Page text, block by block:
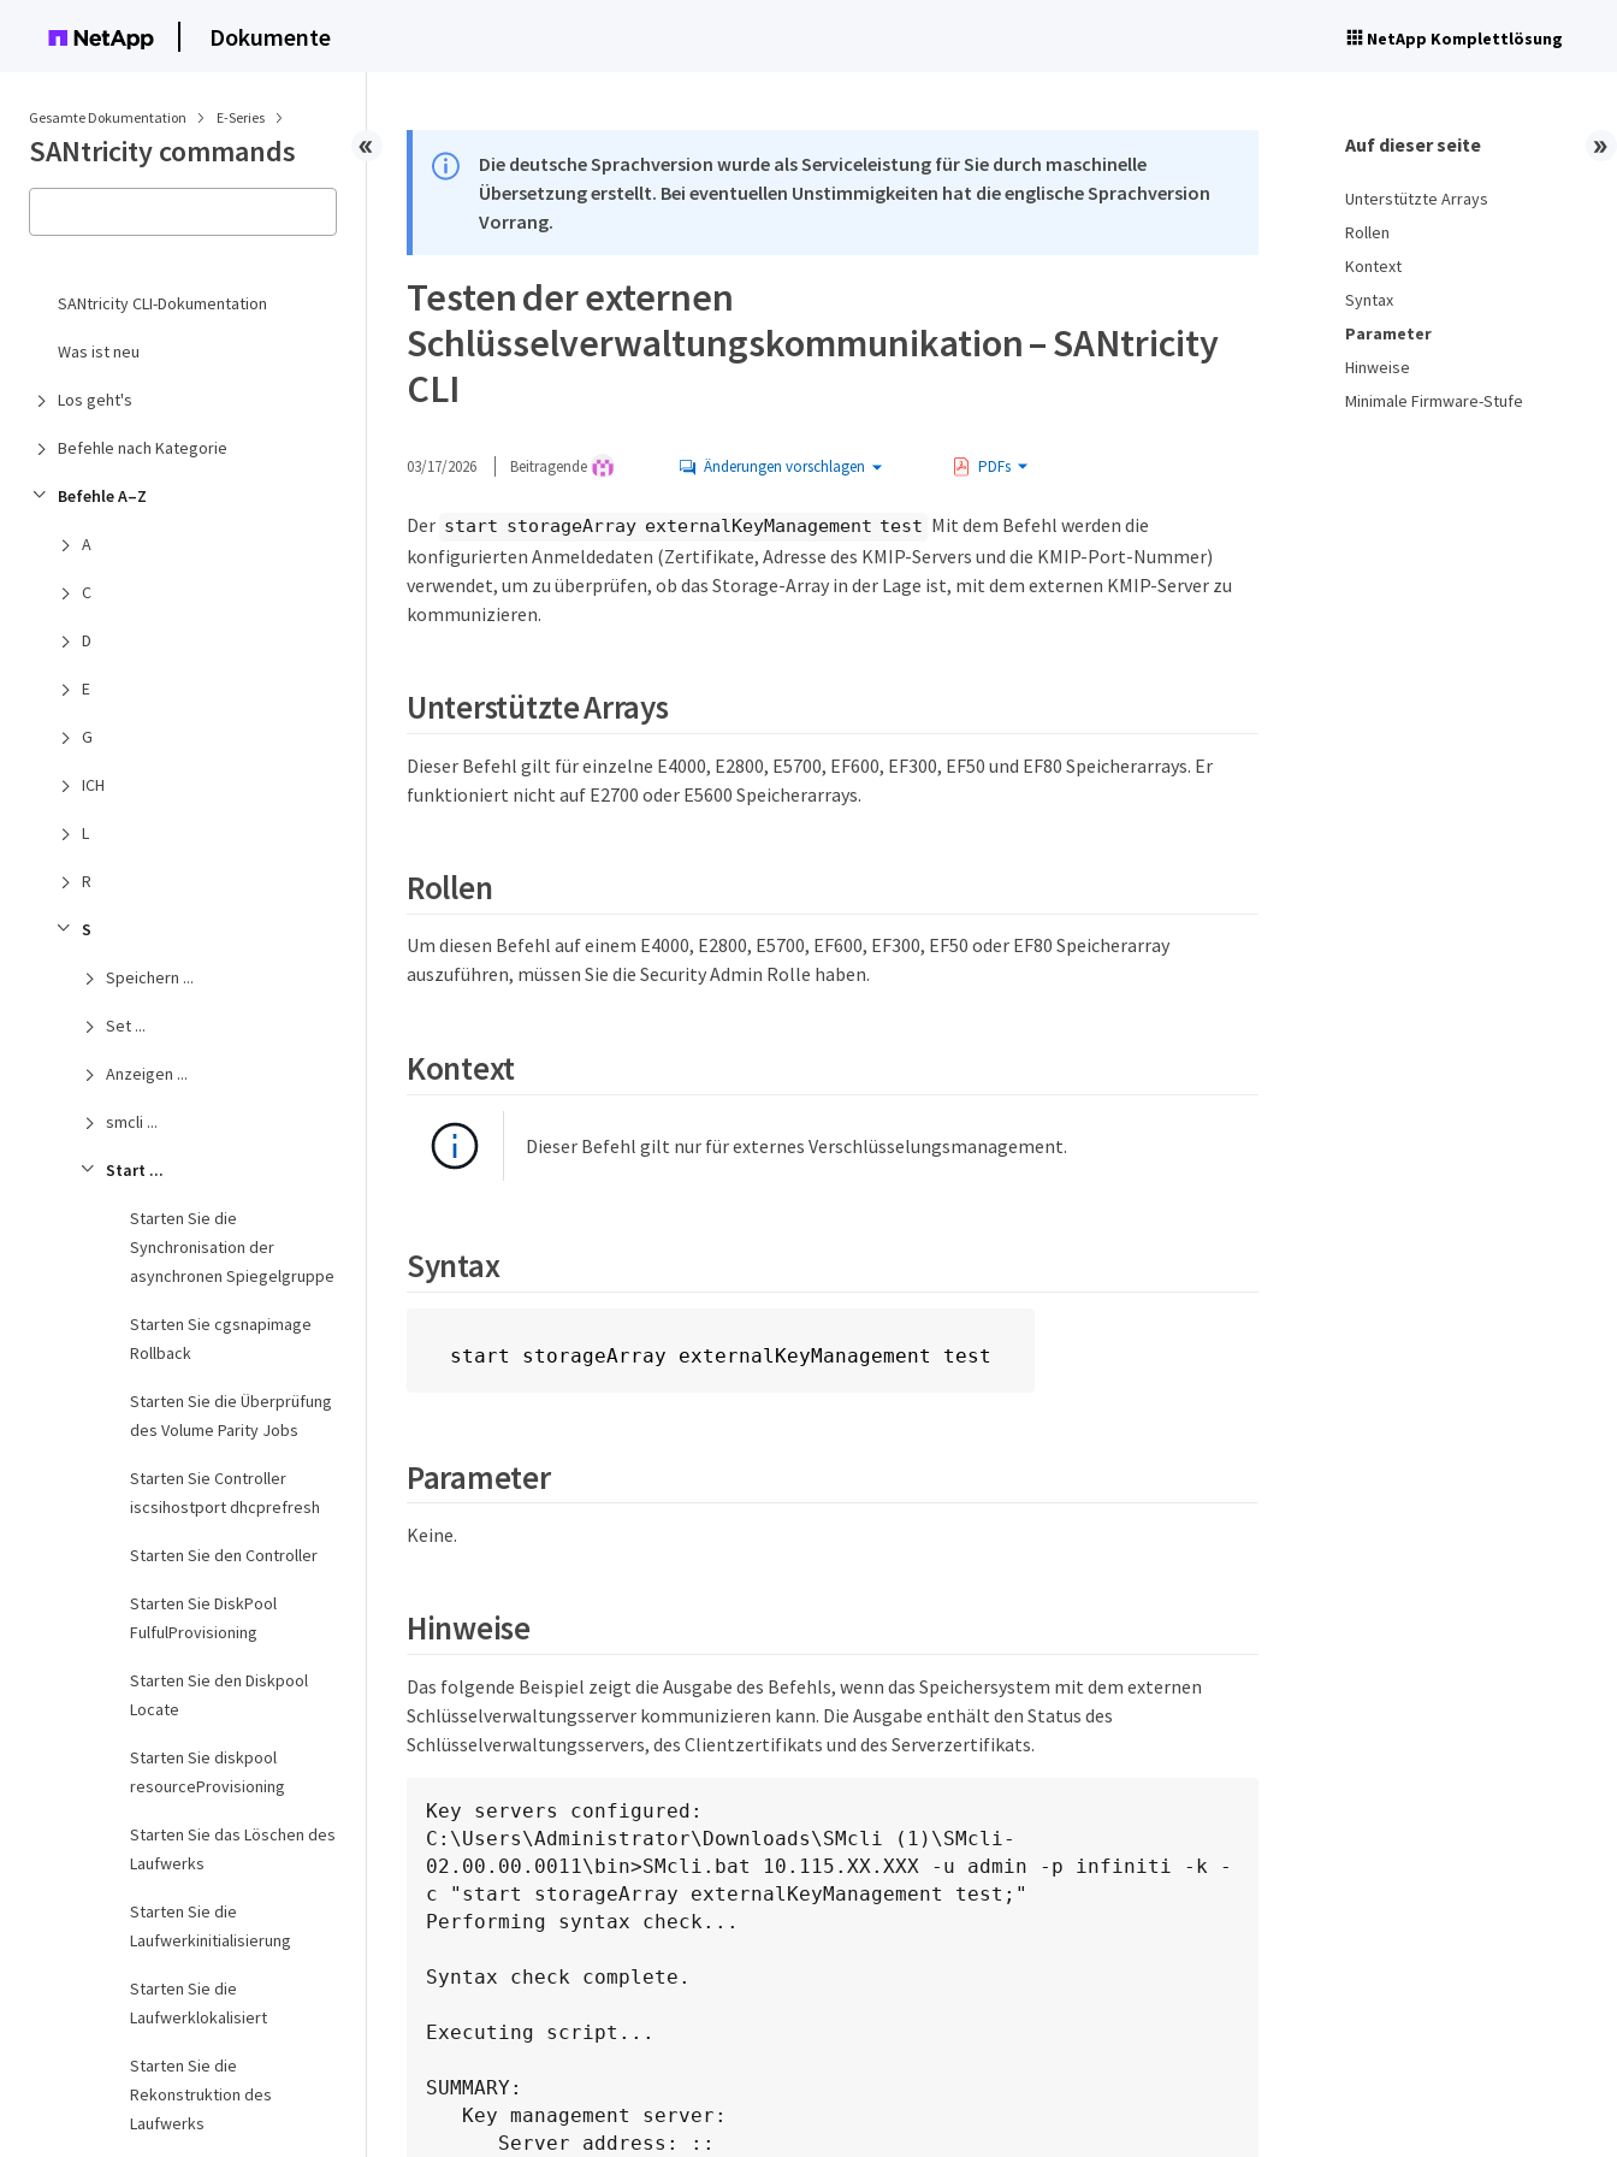
Dokumente NetApp Komplettlösung
Gesamte Dokumentation E-Series
SANtricity commands
SANtricity CLI-Dokumentation
Was ist neu
Los geht's
Befehle nach Kategorie
Befehle A–Z
A
C
D
E
G
ICH
L
R
S
Speichern ...
Set ...
Anzeigen ...
smcli ...
Start ...
Starten Sie die
Synchronisation der
asynchronen Spiegelgruppe
Starten Sie cgsnapimage
Rollback
Starten Sie die Überprüfung
des Volume Parity Jobs
Starten Sie Controller
iscsihostport dhcprefresh
Starten Sie den Controller
Starten Sie DiskPool
FulfulProvisioning
Starten Sie den Diskpool
Locate
Starten Sie diskpool
resourceProvisioning
Starten Sie das Löschen des
Laufwerks
Starten Sie die
Laufwerkinitialisierung
Starten Sie die
Laufwerklokalisiert
Starten Sie die
Rekonstruktion des
Laufwerks
Die deutsche Sprachversion wurde als Serviceleistung für Sie durch maschinelle
Übersetzung erstellt. Bei eventuellen Unstimmigkeiten hat die englische Sprachversion
Vorrang.
Testen der externen
Schlüsselverwaltungskommunikation – SANtricity
CLI
03/17/2026 Beitragende Änderungen vorschlagen PDFs
Der start storageArray externalKeyManagement test Mit dem Befehl werden die
konfigurierten Anmeldedaten (Zertifikate, Adresse des KMIP-Servers und die KMIP-Port-Nummer)
verwendet, um zu überprüfen, ob das Storage-Array in der Lage ist, mit dem externen KMIP-Server zu
kommunizieren.
Unterstützte Arrays
Dieser Befehl gilt für einzelne E4000, E2800, E5700, EF600, EF300, EF50 und EF80 Speicherarrays. Er
funktioniert nicht auf E2700 oder E5600 Speicherarrays.
Rollen
Um diesen Befehl auf einem E4000, E2800, E5700, EF600, EF300, EF50 oder EF80 Speicherarray
auszuführen, müssen Sie die Security Admin Rolle haben.
Kontext
Dieser Befehl gilt nur für externes Verschlüsselungsmanagement.
Syntax
start storageArray externalKeyManagement test
Parameter
Keine.
Hinweise
Das folgende Beispiel zeigt die Ausgabe des Befehls, wenn das Speichersystem mit dem externen
Schlüsselverwaltungsserver kommunizieren kann. Die Ausgabe enthält den Status des
Schlüsselverwaltungsservers, des Clientzertifikats und des Serverzertifikats.
Key servers configured:
C:\Users\Administrator\Downloads\SMcli (1)\SMcli-
02.00.00.0011\bin>SMcli.bat 10.115.XX.XXX -u admin -p infiniti -k -
c "start storageArray externalKeyManagement test;"
Performing syntax check...
Syntax check complete.
Executing script...
SUMMARY:
Auf dieser seite
Unterstützte Arrays
Rollen
Kontext
Syntax
Parameter
Hinweise
Minimale Firmware-Stufe